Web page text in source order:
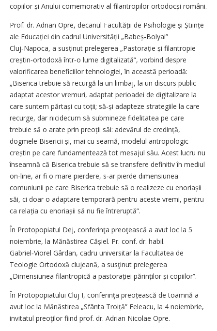
copiilor și Anului comemorativ al filantropilor ortodocși români.
Prof. dr. Adrian Opre, decanul Facultății de Psihologie și Științe
ale Educației din cadrul Universității „Babeș‑Bolyai”
Cluj‑Napoca, a susținut prelegerea „Pastorație și filantropie
creștin‑ortodoxă într‑o lume digitalizată”, vorbind despre
valorificarea beneficiilor tehnologiei, în această perioadă:
„Biserica trebuie să recurgă la un limbaj, la un discurs public
adaptat acestor vremuri, adaptat perioadei de digitalizare la
care suntem părtași cu toții; să‑și adapteze strategiile la care
recurge, dar nicidecum să submineze fidelitatea pe care
trebuie să o arate prin preoții săi: adevărul de credință,
dogmele Bisericii și, mai cu seamă, modelul antropologic
creștin pe care fundamentează tot mesajul său. Acest lucru nu
înseamnă că Biserica trebuie să se transfere definitiv în mediul
on-line, ar fi o mare pierdere, s‑ar pierde dimensiunea
comuniunii pe care Biserica trebuie să o realizeze cu enoriașii
săi, ci doar o adaptare temporară pentru aceste vremi, pentru
ca relația cu enoriașii să nu fie întreruptă”.
În Protopopiatul Dej, conferinţa preoţească a avut loc la 5
noiembrie, la Mănăstirea Cășiel. Pr. conf. dr. habil.
Gabriel‑Viorel Gârdan, cadru universitar la Facultatea de
Teologie Ortodoxă clujeană, a susţinut prelegerea
„Dimensiunea filantropică a pastorației părinților și copiilor”.
În Protopopiatului Cluj I, conferinţa preoțească de toamnă a
avut loc la Mănăstirea „Sfânta Troiță” Feleacu, la 4 noiembrie,
invitatul preoţilor fiind prof. dr. Adrian Nicolae Opre.